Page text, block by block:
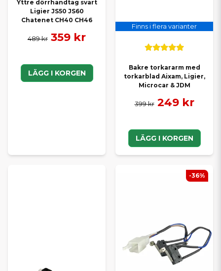
Yttre dörrhandtag svart
Ligier JS50 JS60
Chatenet CH40 CH46
489 kr 359 kr
LÄGG I KORGEN
Finns i flera varianter
Bakre torkararm med
torkarblad Aixam, Ligier,
Microcar & JDM
399 kr 249 kr
LÄGG I KORGEN
-36%